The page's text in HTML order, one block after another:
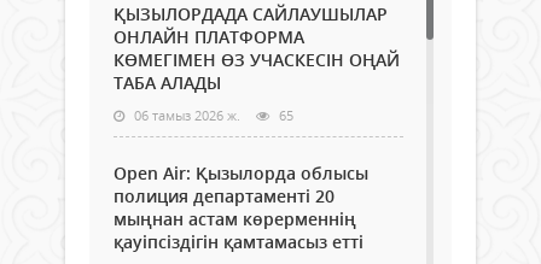
ҚЫЗЫЛОРДАДА САЙЛАУШЫЛАР
ОНЛАЙН ПЛАТФОРМА
КӨМЕГІМЕН ӨЗ УЧАСКЕСІН ОҢАЙ
ТАБА АЛАДЫ
06 тамыз 2026 ж. 65
Open Air: Қызылорда облысы
полиция департаменті 20
мыңнан астам көрерменнің
қауіпсіздігін қамтамасыз етті